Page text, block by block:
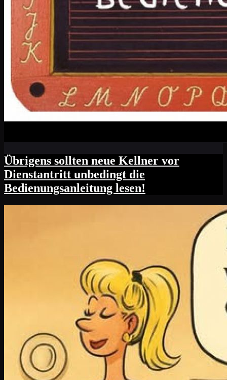
Übrigens sollten neue Kellner vor
Dienstantritt unbedingt die
Bedienungsanleitung lesen!